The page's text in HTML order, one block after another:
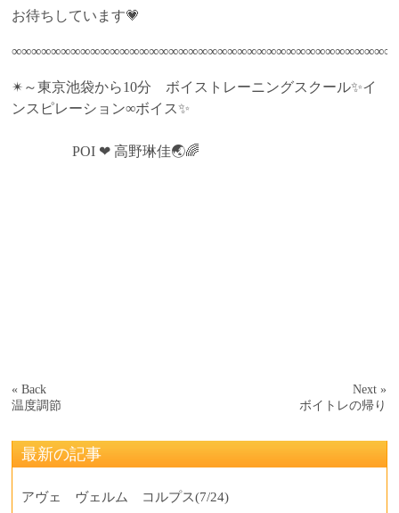
お待ちしています💗
✴～東京池袋から10分 ボイストレーニングスクール✨イ
ンスピレーション∞ボイス✨
POI ❤ 高野琳佳🌏🌈
« Back
温度調節
Next »
ボイトレの帰り
最新の記事
アヴェ ヴェルム コルプス(7/24)